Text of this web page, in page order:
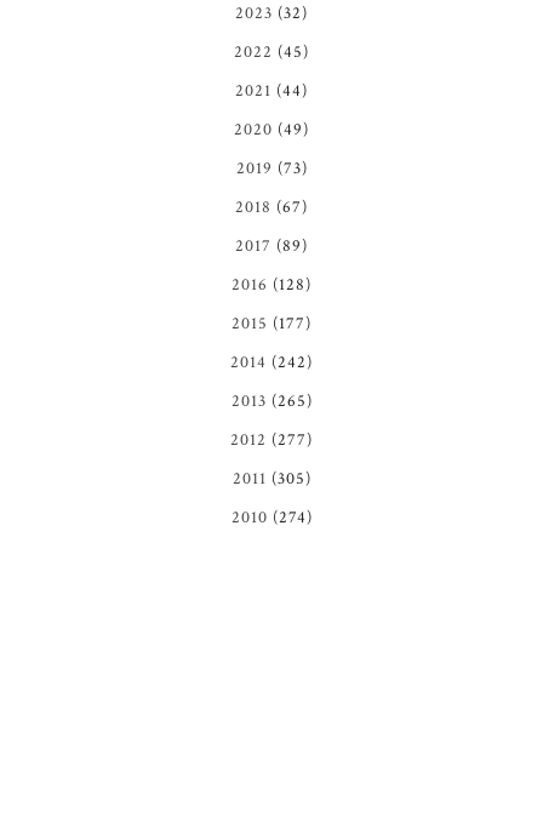
2023 (32)
2022 (45)
2021 (44)
2020 (49)
2019 (73)
2018 (67)
2017 (89)
2016 (128)
2015 (177)
2014 (242)
2013 (265)
2012 (277)
2011 (305)
2010 (274)